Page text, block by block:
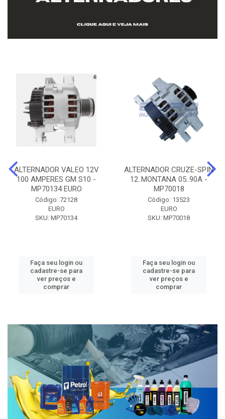
ALTERNADOR VALEO 12V
100 AMPERES GM S10 -
MP70134 EURO
Código: 72128
EURO
SKU: MP70134
Faça seu login ou
cadastre-se para
ver preços e
comprar
ALTERNADOR CRUZE-SPIN
12..MONTANA 05..90A -
MP70018
Código: 13523
EURO
SKU: MP70018
Faça seu login ou
cadastre-se para
ver preços e
comprar